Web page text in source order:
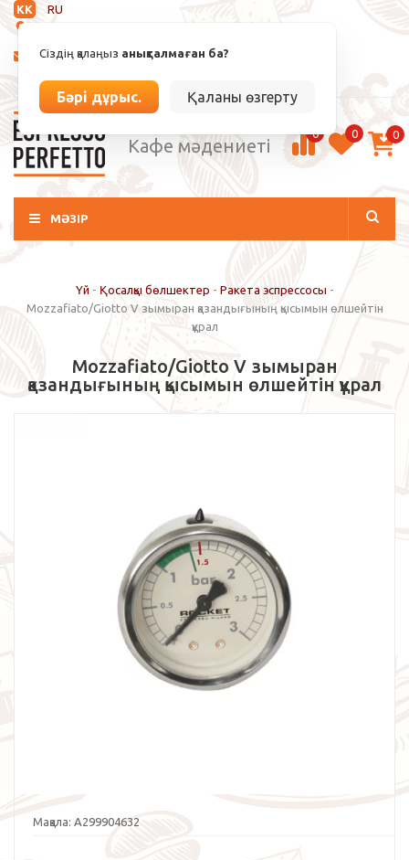
KK
RU
Сіздің қалаңыз анықталмаған ба?
Бәрі дұрыс. Қаланы өзгерту
info@espressoperfetto.kz
Кафе мәдениеті
0 0 0
МӘЗІР
Үй - Қосалқы бөлшектер - Ракета эспрессосы -
Mozzafiato/Giotto V зымыран қазандығының қысымын өлшейтін
құрал
Mozzafiato/Giotto V зымыран
қазандығының қысымын өлшейтін құрал
Мақала: A299904632